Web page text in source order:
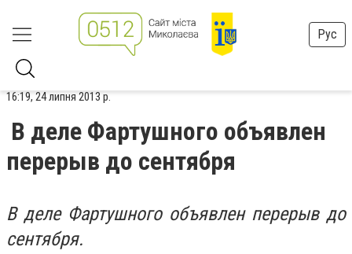
Рус
16:19, 24 липня 2013 р.
В деле Фартушного объявлен
перерыв до сентября
В деле Фартушного объявлен перерыв до
сентября.